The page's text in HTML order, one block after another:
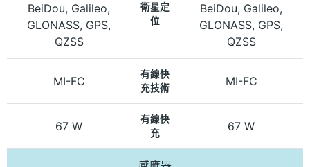
BeiDou, Galileo,
GLONASS, GPS,
QZSS
衛星定
位
BeiDou, Galileo,
GLONASS, GPS,
QZSS
MI-FC
有線快
充技術
MI-FC
67 W
有線快
充
67 W